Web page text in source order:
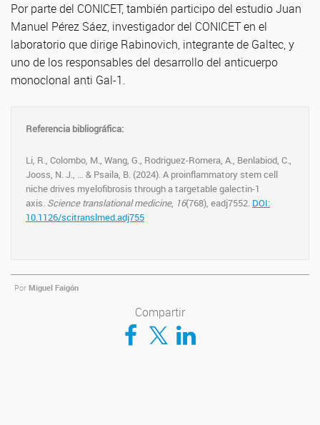
Por parte del CONICET, también participo del estudio Juan
Manuel Pérez Sáez, investigador del CONICET en el
laboratorio que dirige Rabinovich, integrante de Galtec, y
uno de los responsables del desarrollo del anticuerpo
monoclonal anti Gal-1.
Referencia bibliográfica:
Li, R., Colombo, M., Wang, G., Rodriguez-Romera, A., Benlabiod, C.,
Jooss, N. J., … & Psaila, B. (2024). A proinflammatory stem cell
niche drives myelofibrosis through a targetable galectin-1
axis. Science translational medicine, 16(768), eadj7552. DOI:
10.1126/scitranslmed.adj755
Por Miguel Faigón
Compartir
Compartir en Facebook
Compartir en TwitterCompartir en LinkedIn